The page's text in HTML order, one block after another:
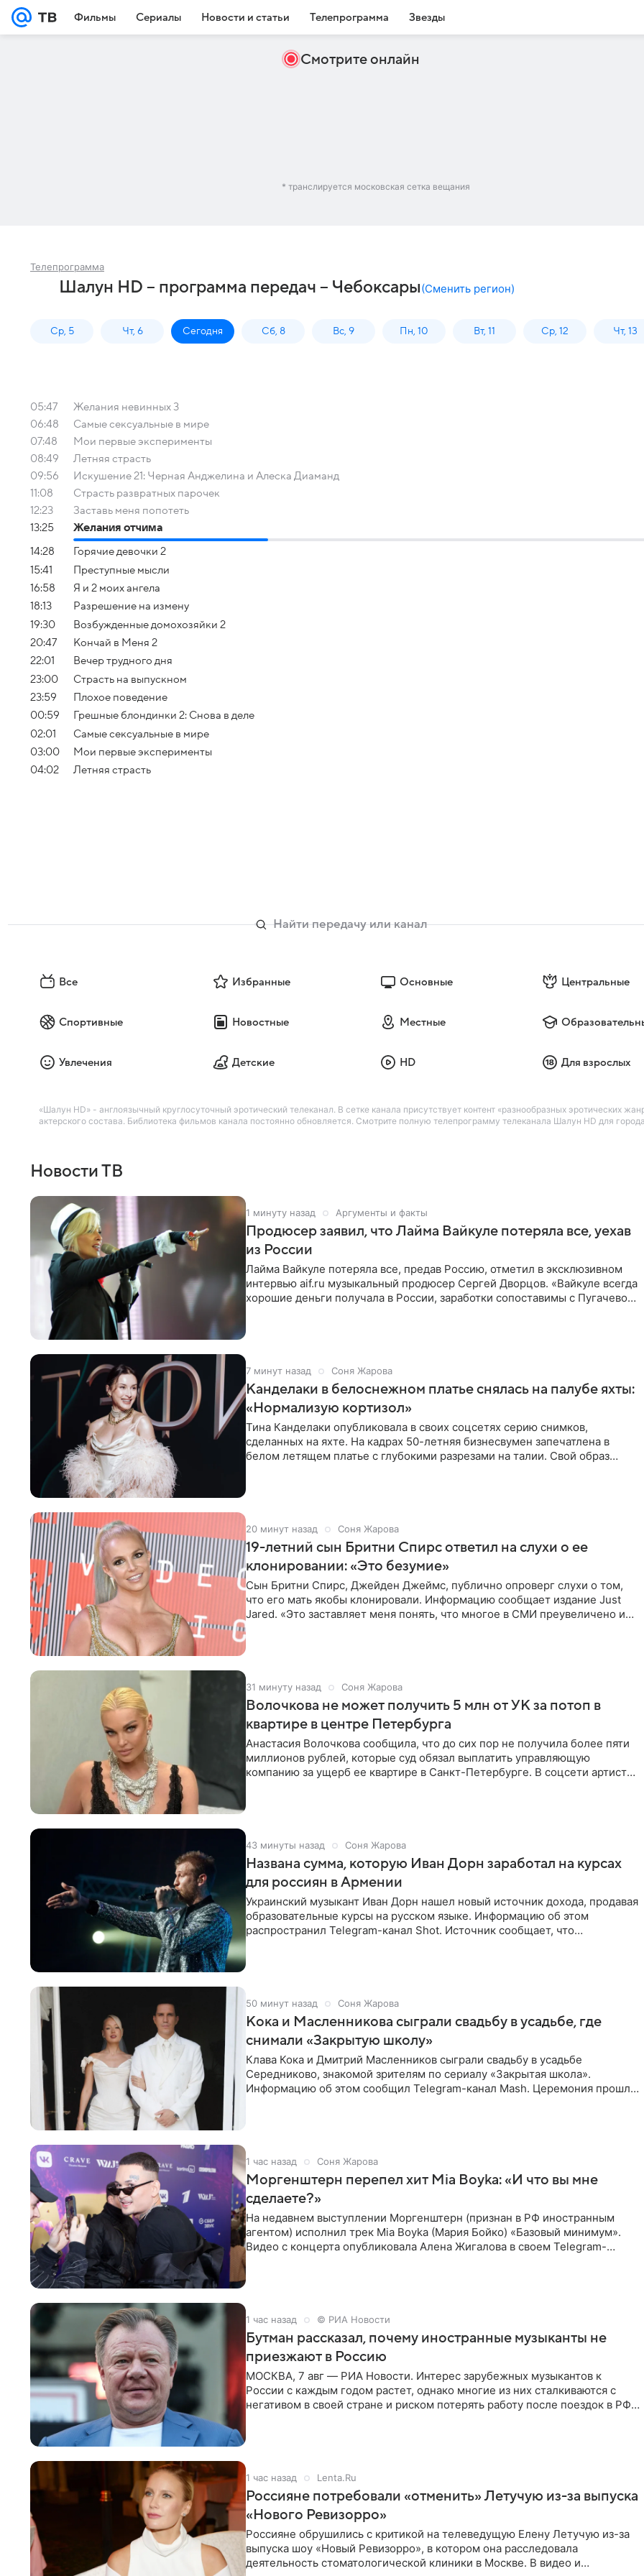
Фильмы Сериалы Новости и статьи Телепрограмма Звезды
Смотрите онлайн
* транслируется московская сетка вещания
Телепрограмма
Шалун HD – программа передач – Чебоксары(Сменить регион)
Ср, 5 Чт, 6 Сегодня Сб, 8 Вс, 9 Пн, 10 Вт, 11 Ср, 12 Чт, 13
05:47
Желания невинных 3
06:48
Самые сексуальные в мире
07:48
Мои первые эксперименты
08:49
Летняя страсть
09:56
Искушение 21: Черная Анджелина и Алеска Диаманд
11:08
Страсть развратных парочек
12:23
Заставь меня попотеть
13:25
Желания отчима
14:28
Горячие девочки 2
15:41
Преступные мысли
16:58
Я и 2 моих ангела
18:13
Разрешение на измену
19:30
Возбужденные домохозяйки 2
20:47
Кончай в Меня 2
22:01
Вечер трудного дня
23:00
Страсть на выпускном
23:59
Плохое поведение
00:59
Грешные блондинки 2: Снова в деле
02:01
Самые сексуальные в мире
03:00
Мои первые эксперименты
04:02
Летняя страсть
Все Избранные Основные Центральные
Спортивные Новостные Местные
Увлечения Детские HD Для взрослых
«Шалун HD» - англоязычный круглосуточный эротический телеканал. В сетке канала присутствует контент «разнообразных эротических
актерского состава. Библиотека фильмов канала постоянно обновляется. Смотрите полную телепрограмму телеканала Шалун HD для
Новости ТВ
1 минуту назад Аргументы и факты
Продюсер заявил, что Лайма Вайкуле потеряла все, уехав
из России
Лайма Вайкуле потеряла все, предав Россию, отметил в эксклюзивном
интервью aif.ru музыкальный продюсер Сергей Дворцов. «Вайкуле всегда
хорошие деньги получала в России, заработки сопоставимы с Пугачевой,
7 минут назад Соня Жарова
Канделаки в белоснежном платье снялась на палубе яхты:
«Нормализую кортизол»
Тина Канделаки опубликовала в своих соцсетях серию снимков,
сделанных на яхте. На кадрах 50-летняя бизнесвумен запечатлена в
белом летящем платье с глубокими разрезами на талии. Свой образ
20 минут назад Соня Жарова
19-летний сын Бритни Спирс ответил на слухи о ее
клонировании: «Это безумие»
Сын Бритни Спирс, Джейден Джеймс, публично опроверг слухи о том,
что его мать якобы клонировали. Информацию сообщает издание Just
Jared. «Это заставляет меня понять, что многое в СМИ преувеличено и
31 минуту назад Соня Жарова
Волочкова не может получить 5 млн от УК за потоп в
квартире в центре Петербурга
Анастасия Волочкова сообщила, что до сих пор не получила более пяти
миллионов рублей, которые суд обязал выплатить управляющую
компанию за ущерб ее квартире в Санкт-Петербурге. В соцсети артистка
43 минуты назад Соня Жарова
Названа сумма, которую Иван Дорн заработал на курсах
для россиян в Армении
Украинский музыкант Иван Дорн нашел новый источник дохода, продавая
образовательные курсы на русском языке. Информацию об этом
распространил Telegram-канал Shot. Источник сообщает, что
50 минут назад Соня Жарова
Кока и Масленникова сыграли свадьбу в усадьбе, где
снимали «Закрытую школу»
Клава Кока и Дмитрий Масленников сыграли свадьбу в усадьбе
Середниково, знакомой зрителям по сериалу «Закрытая школа».
Информацию об этом сообщил Telegram-канал Mash. Церемония прошла
1 час назад Соня Жарова
Моргенштерн перепел хит Mia Boyka: «И что вы мне
сделаете?»
На недавнем выступлении Моргенштерн (признан в РФ иностранным
агентом) исполнил трек Mia Boyka (Мария Бойко) «Базовый минимум».
Видео с концерта опубликовала Алена Жигалова в своем Telegram-
1 час назад © РИА Новости
Бутман рассказал, почему иностранные музыканты не
приезжают в Россию
МОСКВА, 7 авг — РИА Новости. Интерес зарубежных музыкантов к
России с каждым годом растет, однако многие из них сталкиваются с
негативом в своей стране и риском потерять работу после поездок в РФ,
1 час назад Lenta.Ru
Россияне потребовали «отменить» Летучую из-за выпуска
«Нового Ревизорро»
Россияне обрушились с критикой на телеведущую Елену Летучую из-за
выпуска шоу «Новый Ревизорро», в котором она расследовала
деятельность стоматологической клиники в Москве. В видео и